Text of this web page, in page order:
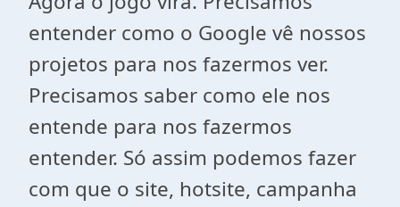
entender como o Google vê nossos
projetos para nos fazermos ver.
Precisamos saber como ele nos
entende para nos fazermos
entender. Só assim podemos fazer
com que o site, hotsite, campanha